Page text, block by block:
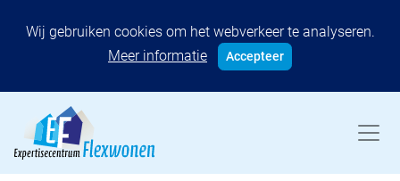
Wij gebruiken cookies om het webverkeer te analyseren.
Meer informatie
Accepteer